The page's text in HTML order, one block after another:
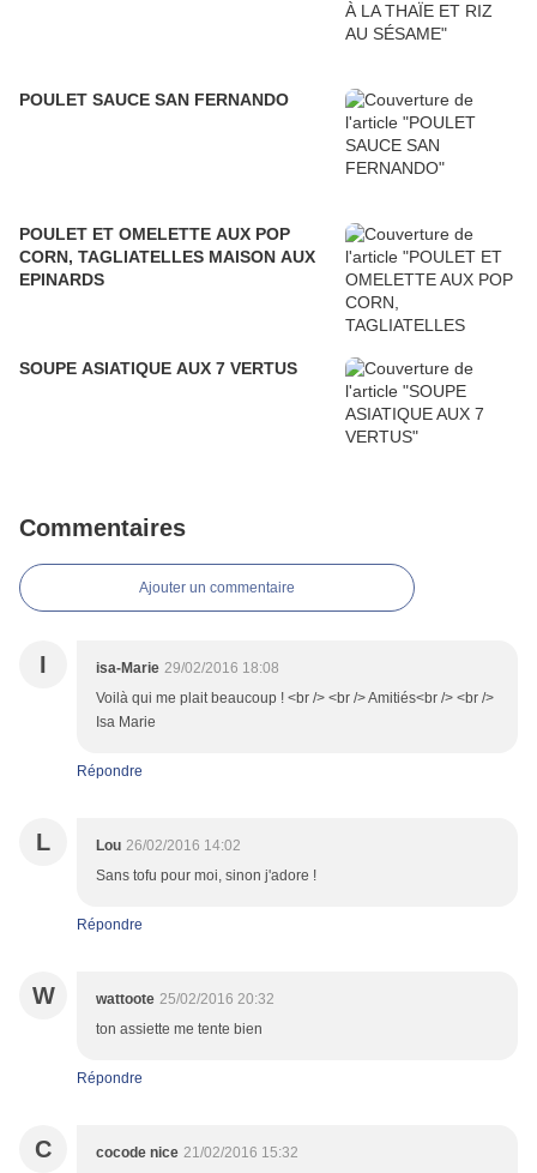
POULET SAUCE SAN FERNANDO
POULET ET OMELETTE AUX POP
CORN, TAGLIATELLES MAISON AUX
EPINARDS
SOUPE ASIATIQUE AUX 7 VERTUS
Commentaires
Ajouter un commentaire
I isa-Marie 29/02/2016 18:08
Voilà qui me plait beaucoup ! <br /> <br /> Amitiés<br /> <br />
Isa Marie
Répondre
L Lou 26/02/2016 14:02
Sans tofu pour moi, sinon j'adore !
Répondre
W wattoote 25/02/2016 20:32
ton assiette me tente bien
Répondre
C cocode nice 21/02/2016 15:32